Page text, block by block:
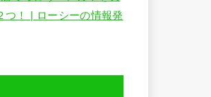
つ！ | ローシーの情報発